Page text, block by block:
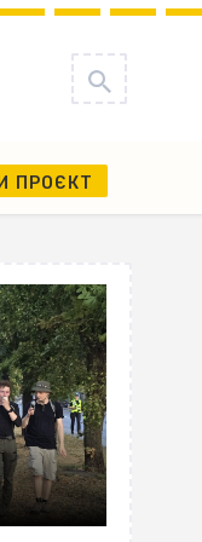
ПРОЄКТ